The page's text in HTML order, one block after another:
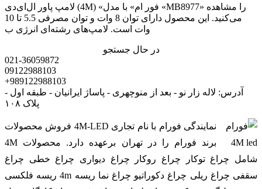
لامپ پاور ال‌ای‌دی (4M) «فور ام» با مدل «MB8977» را مشاهده
می‌کنید. این محصول دارای توان 8 وات و توان مصرفی 5.5 تا 10
وات است. لامپ‌های رشته‌ای انرژی ب
در حال جستجو
021-36059872
09122988103
+989122988103
آدرس: لاله زار نو - بعد از منوچهری - پاساژ ایرانیان - طبقه اول -
پلاک ۱۰۸
نمایندگی فورام با نام تجاری 4M-LED فروش محصولات
برند فورام را در تهران برعهده دارد. محصولات 4M
شامل چراغ توکار چراغ روکار چراغ دیواری چراغ خطی چراغ
سقفی چراغ ریلی چراغ دکوراتیو چراغ نما ریسه 4m ریسه فلکسی